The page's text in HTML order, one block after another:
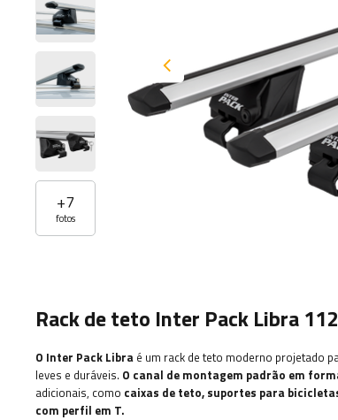
+7
fotos
Rack de teto Inter Pack Libra
O Inter Pack Libra é um rack de teto moderno projetado
leves e duráveis. O canal de montagem padrão em
adicionais, como caixas de teto, suportes para
com perfil em T.